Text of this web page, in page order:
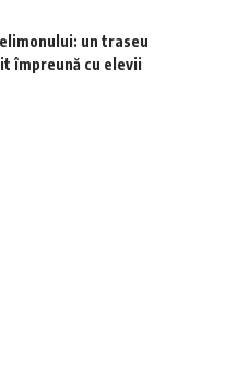
un traseu
împreună cu elevii